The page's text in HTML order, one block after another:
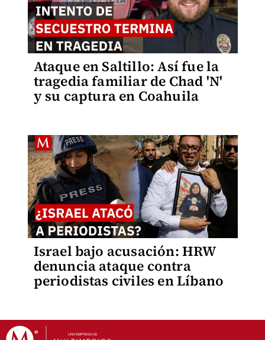
Ataque en Saltillo: Así fue la
tragedia familiar de Chad 'N'
y su captura en Coahuila
Israel bajo acusación: HRW
denuncia ataque contra
periodistas civiles en Líbano